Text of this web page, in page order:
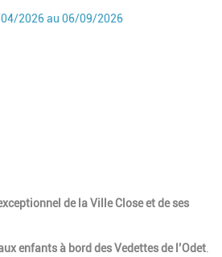
de début
2026 Date de fin
06/09/2026
de la Ville Close et de ses
enfants à bord des Vedettes de l’Odet